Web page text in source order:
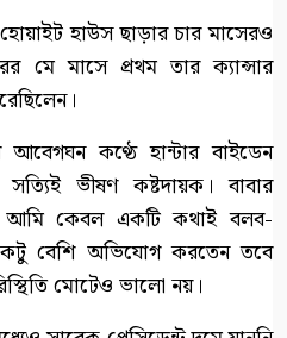
হাউস ছাড়ার চার মাসেরও
মে মাসে প্রথম তার ক্যান্সার
আবেগঘন কণ্ঠে হান্টার বাইডেন
ভীষণ কষ্টদায়ক। বাবার
আমি কেবল একটি কথাই বলব-
বেশি অভিযোগ করতেন তবে
মোটেও ভালো নয়।